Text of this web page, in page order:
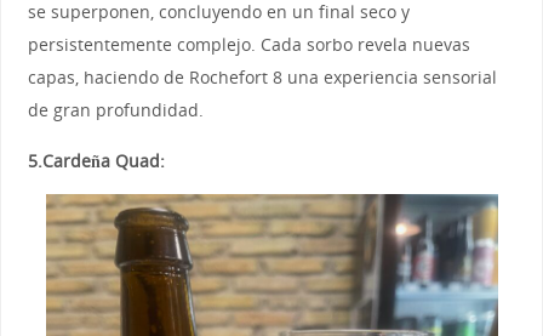
se superponen, concluyendo en un final seco y
persistentemente complejo. Cada sorbo revela nuevas
capas, haciendo de Rochefort 8 una experiencia sensorial
de gran profundidad.
5.Cardeña Quad: